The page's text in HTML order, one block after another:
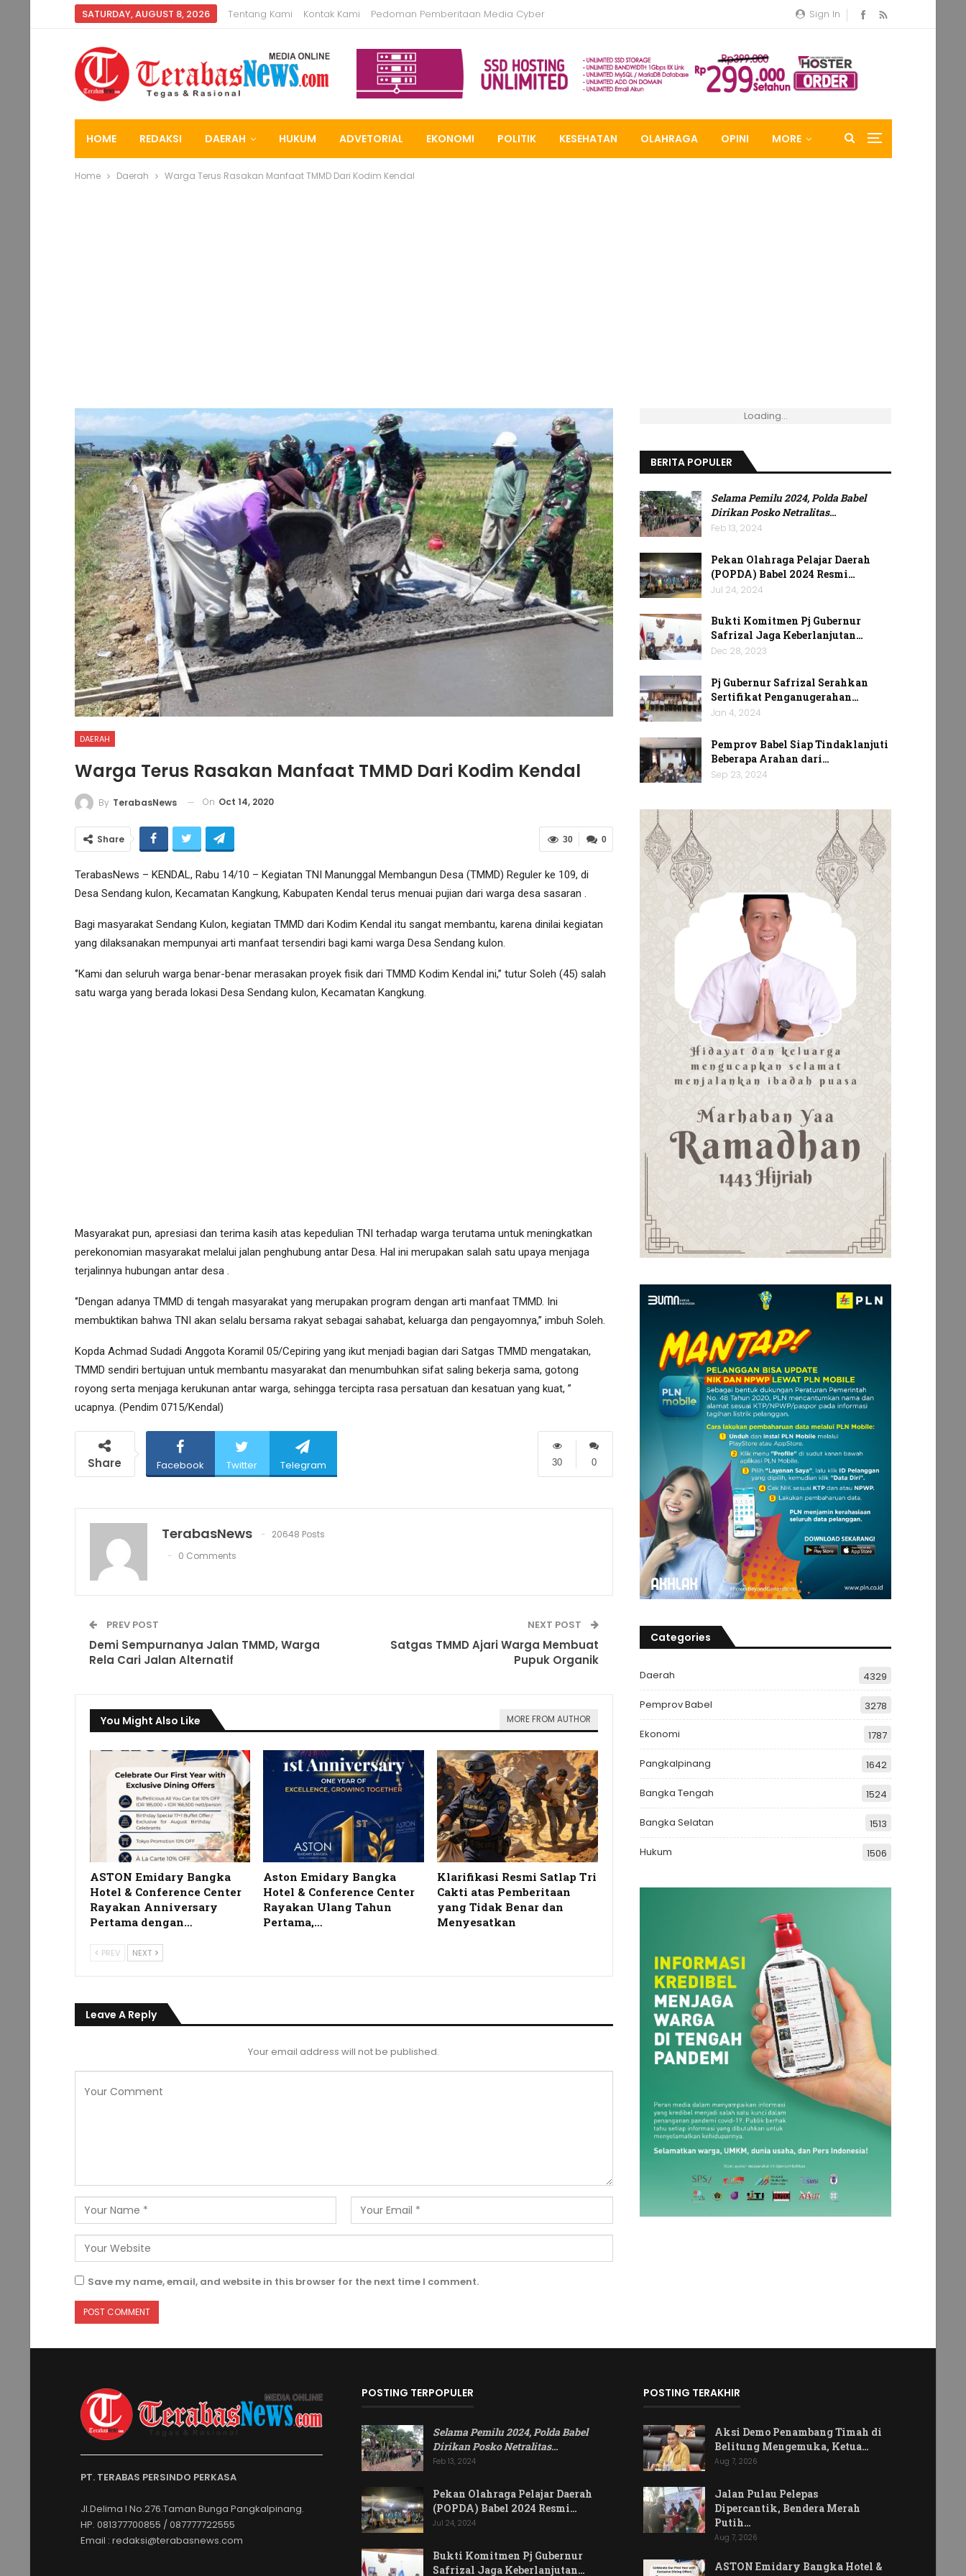
Sign In
SATURDAY, AUGUST 8, 2026 Tentang Kami Kontak Kami Pedoman Pemberitaan Media Cyber
HOME REDAKSI DAERAH HUKUM ADVETORIAL EKONOMI POLITIK KESEHATAN OLAHRAGA OPINI MORE
Home Daerah Warga Terus Rasakan Manfaat TMMD Dari Kodim Kendal
DAERAH
Warga Terus Rasakan Manfaat TMMD Dari Kodim Kendal
By TerabasNews On Oct 14, 2020
0
30
Share
TerabasNews – KENDAL, Rabu 14/10 – Kegiatan TNI Manunggal Membangun Desa (TMMD) Reguler ke 109, di
Desa Sendang kulon, Kecamatan Kangkung, Kabupaten Kendal terus menuai pujian dari warga desa sasaran .
Bagi masyarakat Sendang Kulon, kegiatan TMMD dari Kodim Kendal itu sangat membantu, karena dinilai kegiatan
yang dilaksanakan mempunyai arti manfaat tersendiri bagi kami warga Desa Sendang kulon.
‘’Kami dan seluruh warga benar-benar merasakan proyek fisik dari TMMD Kodim Kendal ini,’’ tutur Soleh (45) salah
satu warga yang berada lokasi Desa Sendang kulon, Kecamatan Kangkung.
Masyarakat pun, apresiasi dan terima kasih atas kepedulian TNI terhadap warga terutama untuk meningkatkan
perekonomian masyarakat melalui jalan penghubung antar Desa. Hal ini merupakan salah satu upaya menjaga
terjalinnya hubungan antar desa .
‘’Dengan adanya TMMD di tengah masyarakat yang merupakan program dengan arti manfaat TMMD. Ini
membuktikan bahwa TNI akan selalu bersama rakyat sebagai sahabat, keluarga dan pengayomnya,’’ imbuh Soleh.
Kopda Achmad Sudadi Anggota Koramil 05/Cepiring yang ikut menjadi bagian dari Satgas TMMD mengatakan,
TMMD sendiri bertujuan untuk membantu masyarakat dan menumbuhkan sifat saling bekerja sama, gotong
royong serta menjaga kerukunan antar warga, sehingga tercipta rasa persatuan dan kesatuan yang kuat, ”
ucapnya. (Pendim 0715/Kendal)
0
30
Share Facebook Twitter Telegram
TerabasNews
20648 Posts
0 Comments
PREV POST
Demi Sempurnanya Jalan TMMD, Warga
Rela Cari Jalan Alternatif
NEXT POST
Satgas TMMD Ajari Warga Membuat
Pupuk Organik
You Might Also Like MORE FROM AUTHOR
ASTON Emidary Bangka
Hotel & Conference Center
Rayakan Anniversary
Pertama dengan…
Aston Emidary Bangka
Hotel & Conference Center
Rayakan Ulang Tahun
Pertama,…
Klarifikasi Resmi Satlap Tri
Cakti atas Pemberitaan
yang Tidak Benar dan
Menyesatkan
PREV NEXT
Leave A Reply
Your email address will not be published.
Save my name, email, and website in this browser for the next time I comment.
Loading...
BERITA POPULER
Selama Pemilu 2024, Polda Babel
Dirikan Posko Netralitas…
Feb 13, 2024
Pekan Olahraga Pelajar Daerah
(POPDA) Babel 2024 Resmi…
Jul 24, 2024
Bukti Komitmen Pj Gubernur
Safrizal Jaga Keberlanjutan…
Dec 28, 2023
Pj Gubernur Safrizal Serahkan
Sertifikat Penganugerahan…
Jan 4, 2024
Pemprov Babel Siap Tindaklanjuti
Beberapa Arahan dari…
Sep 23, 2024
Categories
Daerah 4329
Pemprov Babel 3278
Ekonomi 1787
Pangkalpinang 1642
Bangka Tengah 1524
Bangka Selatan 1513
Hukum 1506
PT. TERABAS PERSINDO PERKASA
Jl.Delima I No.276.Taman Bunga Pangkalpinang.
HP. 081377700855 / 087777722555
Email : redaksi@terabasnews.com
POSTING TERPOPULER
Selama Pemilu 2024, Polda Babel
Dirikan Posko Netralitas…
Feb 13, 2024
Pekan Olahraga Pelajar Daerah
(POPDA) Babel 2024 Resmi…
Jul 24, 2024
Bukti Komitmen Pj Gubernur
Safrizal Jaga Keberlanjutan…
POSTING TERAKHIR
Aksi Demo Penambang Timah di
Belitung Mengemuka, Ketua…
Aug 7, 2026
Jalan Pulau Pelepas
Dipercantik, Bendera Merah
Putih…
Aug 7, 2026
ASTON Emidary Bangka Hotel &